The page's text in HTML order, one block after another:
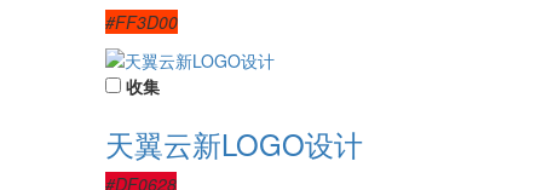
#FF3D00
收集
天翼云新LOGO设计
#DF0628